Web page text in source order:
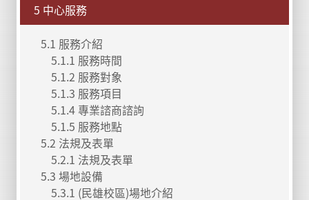
5 中心服務
5.1 服務介紹
5.1.1 服務時間
5.1.2 服務對象
5.1.3 服務項目
5.1.4 專業諮商諮詢
5.1.5 服務地點
5.2 法規及表單
5.2.1 法規及表單
5.3 場地設備
5.3.1 (民雄校區)場地介紹